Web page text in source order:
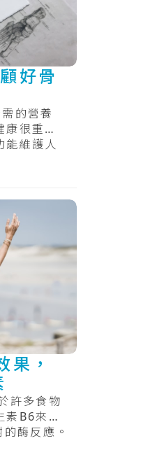
好骨
的營養
康很重
能維護人
果，
許多食物
素B6來進
酶反應。
期的